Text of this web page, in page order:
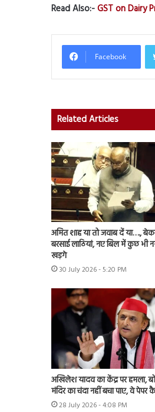
Read Also:-GST on Dairy
Facebook
Related Articles
अमित शाह या तो जवाब दें या….,
बरसाई लाठियां, नए बिल में कुछ भी
खड़गे
30 July 2026 - 5:20 PM
अखिलेश यादव का केंद्र पर हमला,
मंदिर का चंदा नहीं बचा पाए, वे पेपर
28 July 2026 - 4:08 PM